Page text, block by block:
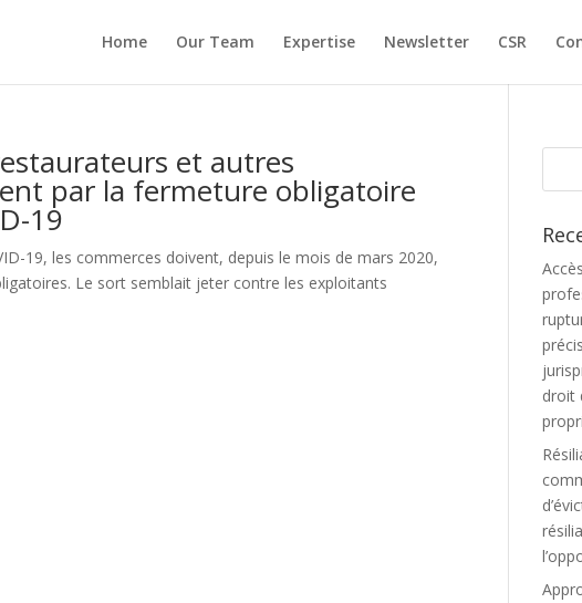
Home Our Team Expertise Newsletter CSR
et autres
par la fermeture obligatoire
19
19, les commerces doivent, depuis le mois de mars 2020,
Le sort semblait jeter contre les exploitants
droit